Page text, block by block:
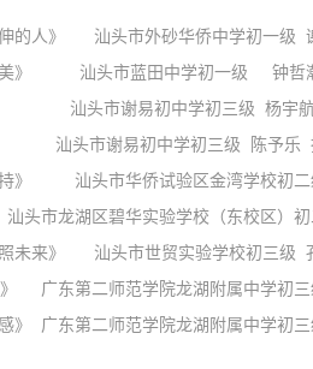
人》 汕头市外砂华侨中学初一级
》 汕头市蓝田中学初一级 钟哲瀚
汕头市谢易初中学初三级 杨宇航
市谢易初中学初三级 陈予乐 指
》 汕头市华侨试验区金湾学校初二
龙湖区碧华实验学校（东校区）初
来》 汕头市世贸实验学校初三级
广东第二师范学院龙湖附属中学初
广东第二师范学院龙湖附属中学初